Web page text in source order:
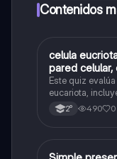
Contenidos
CBiología
celula
pared celular,
nombre se
Este quiz
eucariota,
núcleo, pared
2° 490 0
Inglés